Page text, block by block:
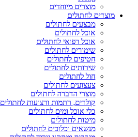
מוצרים מיוחדים
מוצרים לחתולים
מבצעים לחתולים
אוכל לחתולים
אוכל רפואי לחתולים
שימורים לחתולים
חטיפים לחתולים
שירותים לחתולים
חול לחתולים
צעצועים לחתולים
מוצרי הדברה לחתולים
קולרים, רתמות ורצועות לחתולים
כלי אוכל ומים לחתולים
מיטות לחתולים
מנשאים וכלובים לחתולים